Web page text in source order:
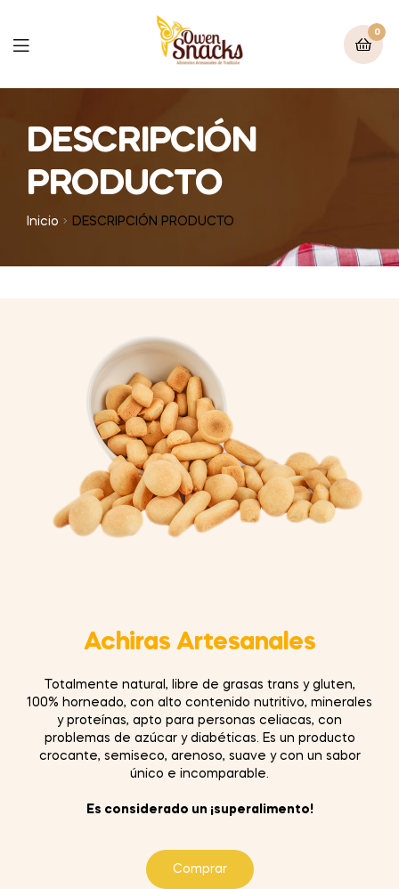
0
DESCRIPCIÓN
PRODUCTO
Inicio DESCRIPCIÓN PRODUCTO
Achiras Artesanales
Totalmente natural, libre de grasas trans y gluten,
100% horneado, con alto contenido nutritivo, minerales
y proteínas, apto para personas celiacas, con
problemas de azúcar y diabéticas. Es un producto
crocante, semiseco, arenoso, suave y con un sabor
único e incomparable.
Es considerado un ¡superalimento!
Comprar